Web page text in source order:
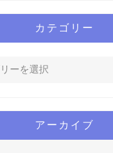
カテゴリー
アーカイブ